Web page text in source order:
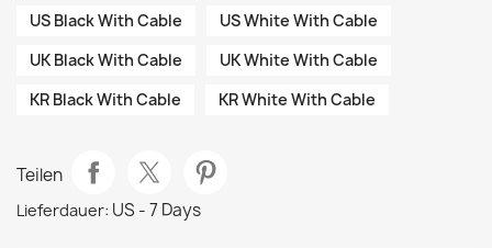
US Black With Cable
US White With Cable
UK Black With Cable
UK White With Cable
KR Black With Cable
KR White With Cable
Teilen
Lieferdauer: US - 7 Days